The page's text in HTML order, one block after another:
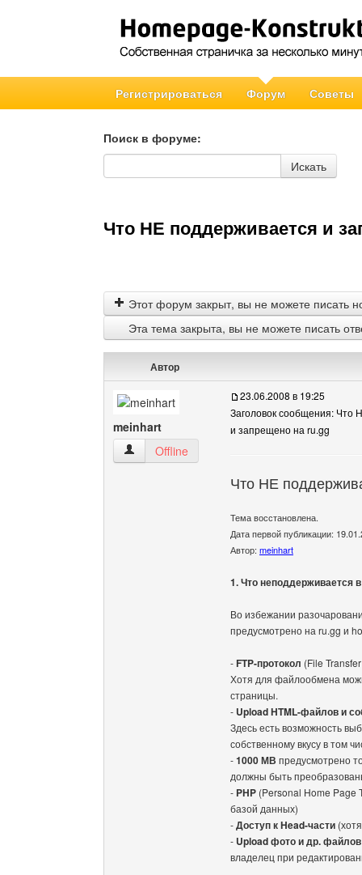
Регистрироваться Форум Советы
Поиск в форуме:
Поиск в форуме
Искать
Что НЕ поддерживается и
Этот форум закрыт, вы не можете писать
Эта тема закрыта, вы не можете писать
Автор
meinhart
meinhart Посмотреть профиль
Offline
23.06.2008 в 19:25
Заголовок сообщения: Что
и запрещено на ru.gg
Что НЕ
Тема восстановлена.
Дата первой публикации:
Автор: meinhart
1. Что неподдерживается
Во избежании
предусмотрено на ru.gg и
-FTP-протокол (File
Хотя для файлообмена
страницы.
- Upload HTML-файлов и
Здесь есть возможность
собственному вкусу в том
-1000 МВ предусмотрено
должны быть
- PHP (Personal Home Page
базой данных)
-Доступ к Head-части
- Upload фото и др.
владелец при